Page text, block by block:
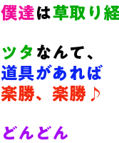
僕達は草取り
ツタ なんて、
道具があれば
楽勝、楽勝♪
どんどん